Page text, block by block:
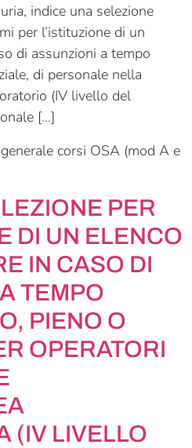
indice una selezione
per l’istituzione di un
di assunzioni a tempo
di personale nella
(IV livello del
[…]
corsi OSA (mod A e
PER
DI UN ELENCO
IN CASO DI
TEMPO
PIENO O
OPERATORI
(IV LIVELLO